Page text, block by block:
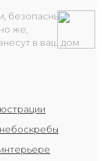
безопасные
же,
в ваш дом